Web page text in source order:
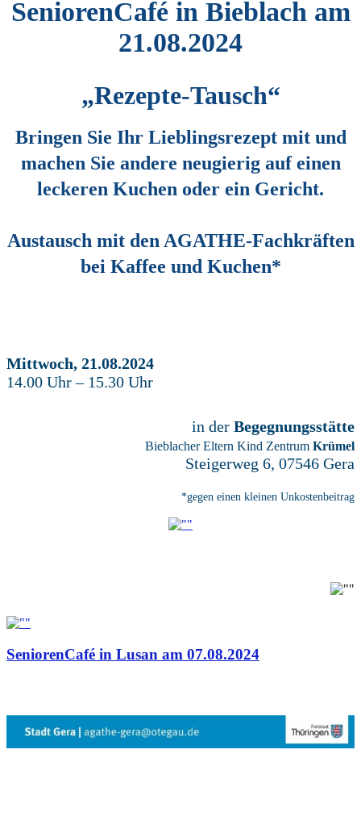
SeniorenCafé in Bieblach am
21.08.2024
„Rezepte-Tausch“
Bringen Sie Ihr Lieblingsrezept mit und
machen Sie andere neugierig auf einen
leckeren Kuchen oder ein Gericht.
Austausch mit den AGATHE-Fachkräften
bei Kaffee und Kuchen*
Mittwoch, 21.08.2024
14.00 Uhr – 15.30 Uhr
in der Begegnungsstätte
Bieblacher Eltern Kind Zentrum Krümel
Steigerweg 6, 07546 Gera
*gegen einen kleinen Unkostenbeitrag
SeniorenCafé in Lusan am 07.08.2024